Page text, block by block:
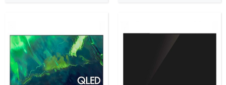
Marque:LG
Prix:75000
Définition:UHD TV
View Details →
Marque:LG
UHD TV